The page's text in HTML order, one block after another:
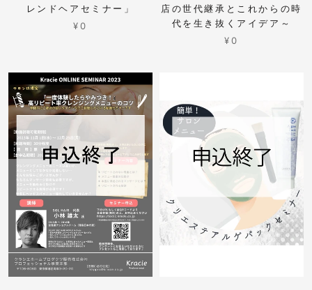
レンドヘアセミナー」
¥0
店の世代継承とこれからの時
代を生き抜くアイデア～
¥0